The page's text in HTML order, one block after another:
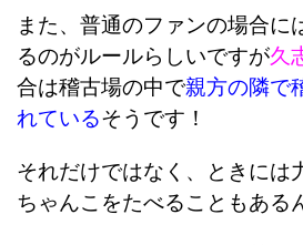
また、普通のファンの場合に
るのがルールらしいですが久
合は稽古場の中で親方の隣で
れているそうです！
それだけではなく、ときには
ちゃんこをたべることもある